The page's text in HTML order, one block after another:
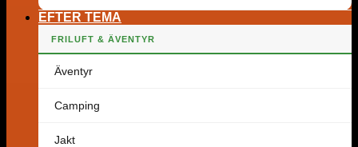
EFTER TEMA
FRILUFT & ÄVENTYR
Äventyr
Camping
Jakt